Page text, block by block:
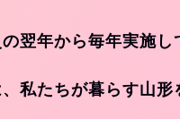
翌年から毎年実施し
私たちが暮らす山形